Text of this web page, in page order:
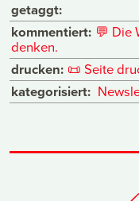
getaggt:
kommentiert: 💬 Die
denken.
drucken: 📜 Seite
kategorisiert: